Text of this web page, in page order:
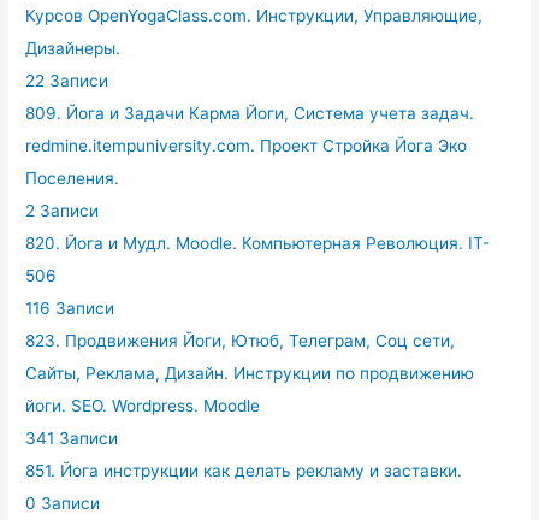
Курсов OpenYogaClass.com. Инструкции, Управляющие,
Дизайнеры.
22 Записи
809. Йога и Задачи Карма Йоги, Система учета задач.
redmine.itempuniversity.com. Проект Стройка Йога Эко
Поселения.
2 Записи
820. Йога и Мудл. Moodle. Компьютерная Революция. IT-
506
116 Записи
823. Продвижения Йоги, Ютюб, Телеграм, Соц сети,
Сайты, Реклама, Дизайн. Инструкции по продвижению
йоги. SEO. Wordpress. Moodle
341 Записи
851. Йога инструкции как делать рекламу и заставки.
0 Записи